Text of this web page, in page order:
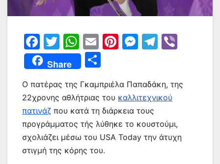
F
a
c
e
b
o
o
k
T
w
itt
er
W
h
at
s
A
p
p
E
m
ai
l
Pi
e
st
M
s
e
n
g
T
gr
a
m
Share
ρ
α
σ
τε
ίτ
Ο πατέρας της Γκαμπριέλα Παπαδάκη, της
22χρονης αθλήτριας του καλλιτεχνικού
πατινάζ που κατά τη διάρκεια τους
προγράμματος τής λύθηκε το κουστούμι,
σχολιάζει μέσω του USA Today την άτυχη
στιγμή της κόρης του.